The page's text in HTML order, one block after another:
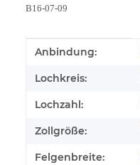
B16-07-09
Produkteigenschaft
Wert
Anbindung:
Lochkreis:
Lochzahl:
Zollgröße:
Felgenbreite: